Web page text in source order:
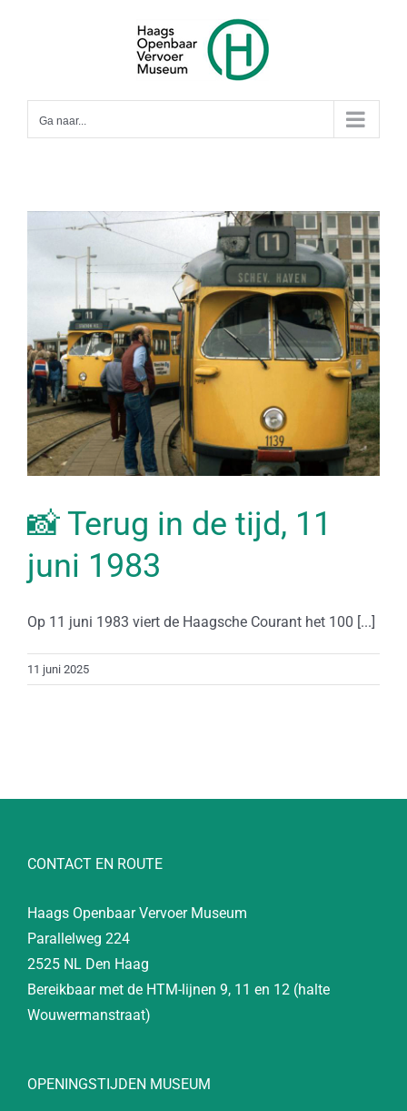
Ga naar...
📸 Terug in de tijd, 11
juni 1983
Op 11 juni 1983 viert de Haagsche Courant het 100 [...]
11 juni 2025
CONTACT EN ROUTE
Haags Openbaar Vervoer Museum
Parallelweg 224
2525 NL Den Haag
Bereikbaar met de HTM-lijnen 9, 11 en 12 (halte
Wouwermanstraat)
OPENINGSTIJDEN MUSEUM